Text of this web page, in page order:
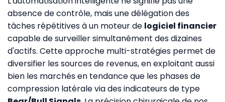
absence de contrôle, mais une délégation des
tâches répétitives à un moteur de logiciel financier
capable de surveiller simultanément des dizaines
d'actifs. Cette approche multi-stratégies permet de
diversifier les sources de revenus, en exploitant aussi
bien les marchés en tendance que les phases de
compression latérale via des indicateurs de type